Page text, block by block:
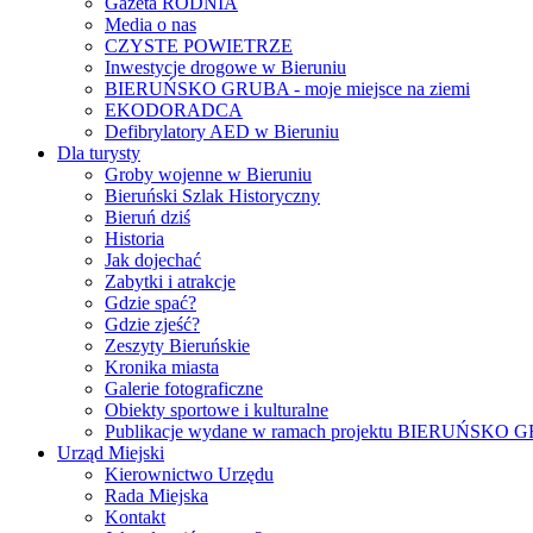
Media o nas
CZYSTE POWIETRZE
Inwestycje drogowe w Bieruniu
BIERUŃSKO GRUBA - moje miejsce na ziemi
EKODORADCA
Defibrylatory AED w Bieruniu
Dla turysty
Groby wojenne w Bieruniu
Bieruński Szlak Historyczny
Bieruń dziś
Historia
Jak dojechać
Zabytki i atrakcje
Gdzie spać?
Gdzie zjeść?
Zeszyty Bieruńskie
Kronika miasta
Galerie fotograficzne
Obiekty sportowe i kulturalne
Publikacje wydane w ramach projektu BIERUŃSKO
Urząd Miejski
Kierownictwo Urzędu
Rada Miejska
Kontakt